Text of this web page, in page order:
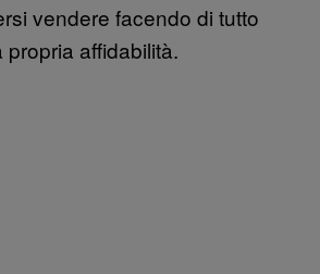
vendere facendo di tutto
propria affidabilità.